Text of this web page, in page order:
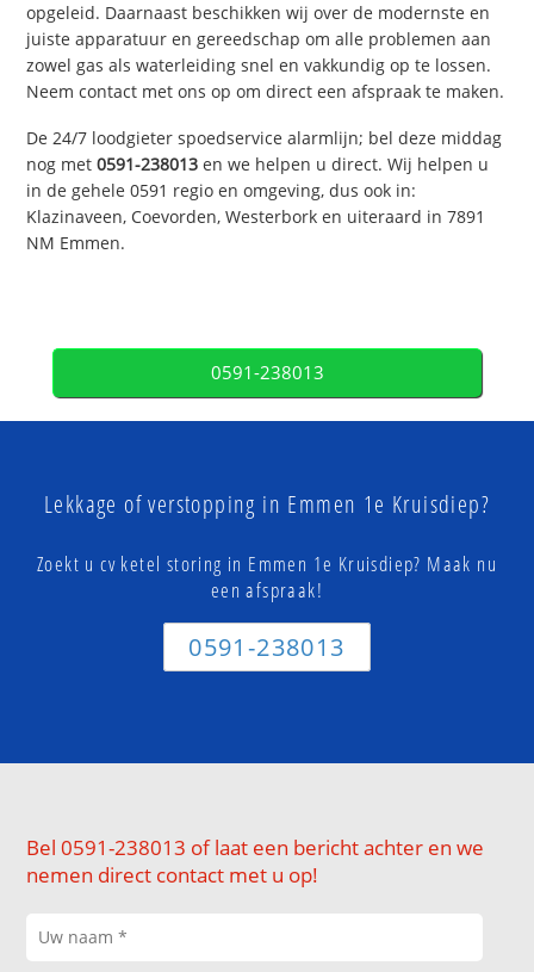
opgeleid. Daarnaast beschikken wij over de modernste en
juiste apparatuur en gereedschap om alle problemen aan
zowel gas als waterleiding snel en vakkundig op te lossen.
Neem contact met ons op om direct een afspraak te maken.
De 24/7 loodgieter spoedservice alarmlijn; bel deze middag
nog met0591-238013 en we helpen u direct. Wij helpen u
in de gehele 0591 regio en omgeving, dus ook in:
Klazinaveen, Coevorden, Westerbork en uiteraard in 7891
NM Emmen.
0591-238013
Lekkage of verstopping in Emmen 1e Kruisdiep?
Zoekt u cv ketel storing in Emmen 1e Kruisdiep? Maak nu
een afspraak!
0591-238013
Bel 0591-238013 of laat een bericht achter en we
nemen direct contact met u op!